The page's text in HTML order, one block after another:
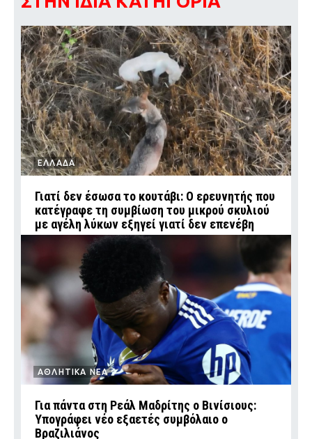
ΕΛΛΑΔΑ
Γιατί δεν έσωσα το κουτάβι: Ο ερευνητής που
κατέγραφε τη συμβίωση του μικρού σκυλιού
με αγέλη λύκων εξηγεί γιατί δεν επενέβη
ΑΘΛΗΤΙΚΑ ΝΕΑ
Για πάντα στη Ρεάλ Μαδρίτης ο Βινίσιους:
Υπογράφει νέο εξαετές συμβόλαιο ο
Βραζιλιάνος